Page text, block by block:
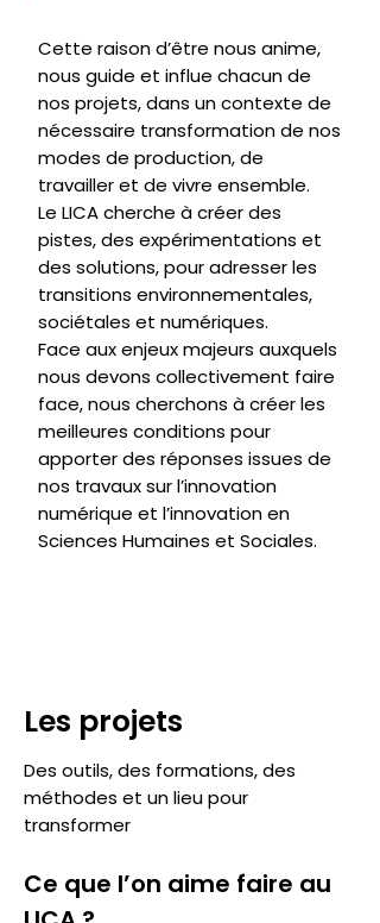
Cette raison d’être nous anime,
nous guide et influe chacun de
nos projets, dans un contexte de
nécessaire transformation de nos
modes de production, de
travailler et de vivre ensemble.
Le LICA cherche à créer des
pistes, des expérimentations et
des solutions, pour adresser les
transitions environnementales,
sociétales et numériques.
Face aux enjeux majeurs auxquels
nous devons collectivement faire
face, nous cherchons à créer les
meilleures conditions pour
apporter des réponses issues de
nos travaux sur l’innovation
numérique et l’innovation en
Sciences Humaines et Sociales.
Les projets
Des outils, des formations, des
méthodes et un lieu pour
transformer
Ce que l’on aime faire au